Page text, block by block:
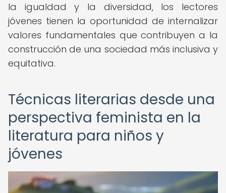
la igualdad y la diversidad, los lectores
jóvenes tienen la oportunidad de internalizar
valores fundamentales que contribuyen a la
construcción de una sociedad más inclusiva y
equitativa.
Técnicas literarias desde una
perspectiva feminista en la
literatura para niños y
jóvenes